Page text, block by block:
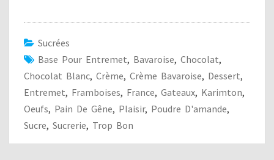
Sucrées
Base Pour Entremet, Bavaroise, Chocolat,
Chocolat Blanc, Crème, Crème Bavaroise, Dessert,
Entremet, Framboises, France, Gateaux, Karimton,
Oeufs, Pain De Gêne, Plaisir, Poudre D'amande,
Sucre, Sucrerie, Trop Bon